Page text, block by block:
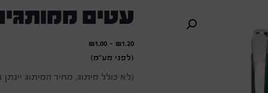
עטים
₪1.20
-
₪1.00
(לפני מע"מ)
(לא כולל מיתוג, מחיר המיתוג